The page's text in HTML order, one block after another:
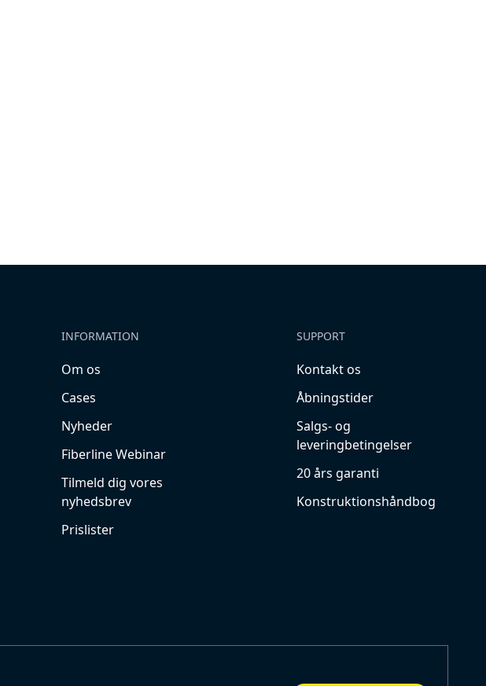
INFORMATION
Om os
Cases
Nyheder
Fiberline Webinar
Tilmeld dig vores
nyhedsbrev
Prislister
SUPPORT
Kontakt os
Åbningstider
Salgs- og
leveringbetingelser
20 års garanti
Konstruktionshåndbog